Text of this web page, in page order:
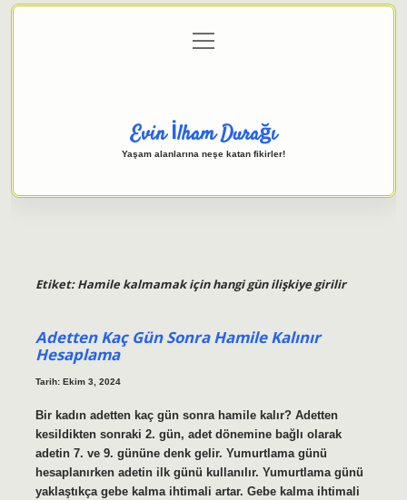
Gizlilik Politikası
menüyü
aç
Evin İlham Durağı
Yaşam alanlarına neşe katan fikirler!
Etiket:Hamile kalmamak için hangi gün ilişkiye girilir
Adetten Kaç Gün Sonra Hamile Kalınır
Hesaplama
Tarih: Ekim 3, 2024
Bir kadın adetten kaç gün sonra hamile kalır? Adetten
kesildikten sonraki 2. gün, adet dönemine bağlı olarak
adetin 7. ve 9. gününe denk gelir. Yumurtlama günü
hesaplanırken adetin ilk günü kullanılır. Yumurtlama günü
yaklaştıkça gebe kalma ihtimali artar. Gebe kalma ihtimali